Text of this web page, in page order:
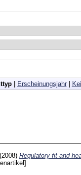
| Erscheinungsjahr|
(2008) Regulatory fit and